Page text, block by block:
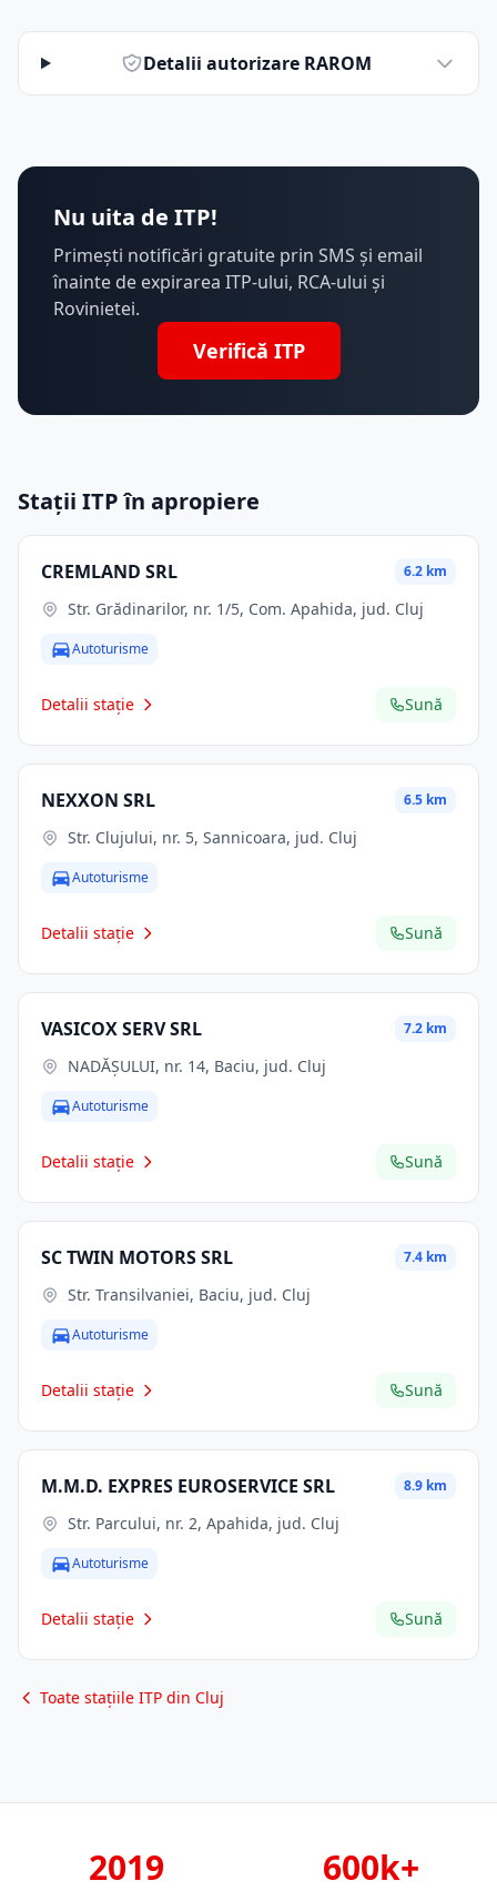
Detalii autorizare RAROM
Nu uita de ITP!
Primești notificări gratuite prin SMS și email
înainte de expirarea ITP-ului, RCA-ului și
Rovinietei.
Verifică ITP
Stații ITP în apropiere
CREMLAND SRL 6.2 km
Str. Grădinarilor, nr. 1/5, Com. Apahida, jud. Cluj
Autoturisme
Detalii stație Sună
NEXXON SRL 6.5 km
Str. Clujului, nr. 5, Sannicoara, jud. Cluj
Autoturisme
Detalii stație Sună
VASICOX SERV SRL 7.2 km
NADĂȘULUI, nr. 14, Baciu, jud. Cluj
Autoturisme
Detalii stație Sună
SC TWIN MOTORS SRL 7.4 km
Str. Transilvaniei, Baciu, jud. Cluj
Autoturisme
Detalii stație Sună
M.M.D. EXPRES EUROSERVICE SRL 8.9 km
Str. Parcului, nr. 2, Apahida, jud. Cluj
Autoturisme
Detalii stație Sună
Toate stațiile ITP din Cluj
2019 600k+